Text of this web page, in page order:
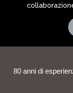
80 anni di